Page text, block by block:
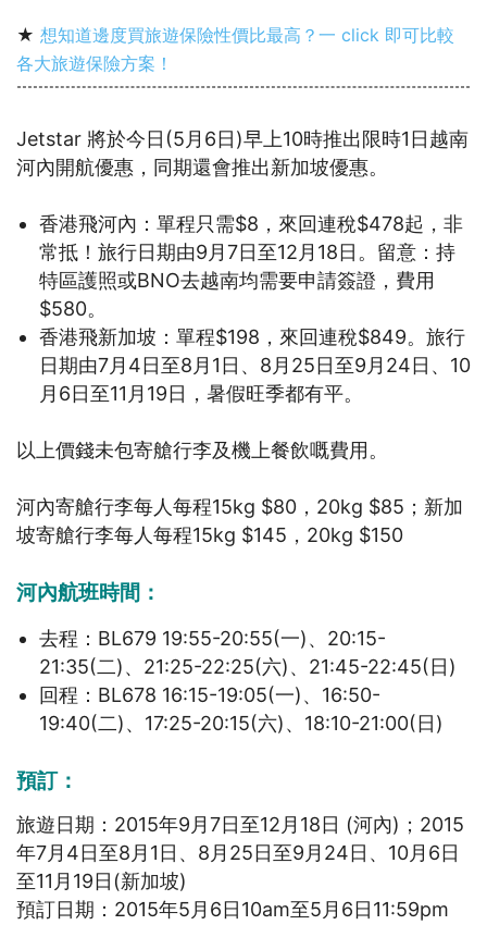
★ 想知道邊度買旅遊保險性價比最高？一 click 即可比較
各大旅遊保險方案！
Jetstar 將於今日(5月6日)早上10時推出限時1日越南
河內開航優惠，同期還會推出新加坡優惠。
香港飛河內：單程只需$8，來回連稅$478起，非
常抵！旅行日期由9月7日至12月18日。留意：持
特區護照或BNO去越南均需要申請簽證，費用
$580。
香港飛新加坡：單程$198，來回連稅$849。旅行
日期由7月4日至8月1日、8月25日至9月24日、10
月6日至11月19日，暑假旺季都有平。
以上價錢未包寄艙行李及機上餐飲嘅費用。
河內寄艙行李每人每程15kg $80，20kg $85；新加
坡寄艙行李每人每程15kg $145，20kg $150
河內航班時間：
去程：BL679 19:55-20:55(一)、20:15-
21:35(二)、21:25-22:25(六)、21:45-22:45(日)
回程：BL678 16:15-19:05(一)、16:50-
19:40(二)、17:25-20:15(六)、18:10-21:00(日)
預訂：
旅遊日期：2015年9月7日至12月18日 (河內)；2015
年7月4日至8月1日、8月25日至9月24日、10月6日
至11月19日(新加坡)
預訂日期：2015年5月6日10am至5月6日11:59pm